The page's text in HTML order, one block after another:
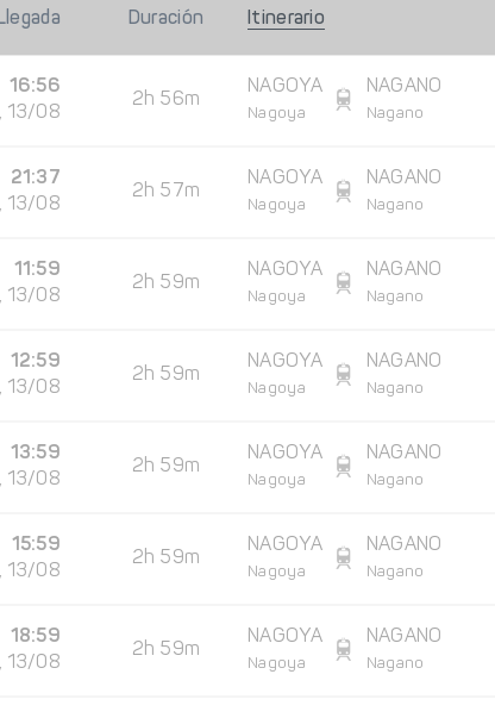
Llegada Duración Itinerario
16:56
13/08
2h 56m
NAGOYA
Nagoya
NAGANO
Nagano
21:37
13/08
2h 57m
NAGOYA
Nagoya
NAGANO
Nagano
11:59
13/08
2h 59m
NAGOYA
Nagoya
NAGANO
Nagano
12:59
13/08
2h 59m
NAGOYA
Nagoya
NAGANO
Nagano
13:59
13/08
2h 59m
NAGOYA
Nagoya
NAGANO
Nagano
15:59
13/08
2h 59m
NAGOYA
Nagoya
NAGANO
Nagano
18:59
13/08
2h 59m
NAGOYA
Nagoya
NAGANO
Nagano